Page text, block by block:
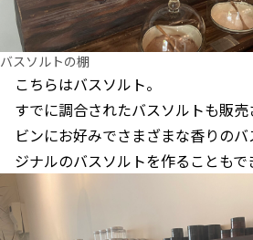
バスソルトの棚
こちらはバスソルト。
すでに調合されたバスソルトも販
ビンにお好みでさまざまな香りの
ジナルのバスソルトを作ることもで